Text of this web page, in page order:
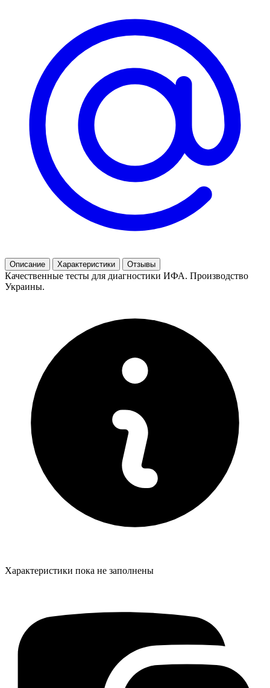
Описание Характеристики Отзывы
Качественные тесты для диагностики ИФА. Производство
Украины.
Характеристики пока не заполнены